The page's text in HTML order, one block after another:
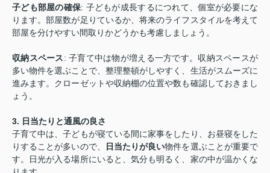
子ども部屋の確保: 子どもが成長するにつれて、個室が必要にな
ります。部屋数が足りているか、将来のライフスタイルを考えて
部屋を分けやすい間取りかどうかも考慮しましょう。
収納スペース: 子育て中は物が増える一方です。収納スペースが
多い物件を選ぶことで、整理整頓がしやすく、生活がスムーズに
進みます。クローゼットや収納棚の位置や数も確認しておきまし
ょう。
3. 日当たりと通風の良さ
子育て中は、子どもが寝ている間に家事をしたり、お昼寝をした
りすることが多いので、
日当たりが良い物件を選ぶことが重要で
す。日光が入る場所にいると、気分も明るく、家の中が温かくな